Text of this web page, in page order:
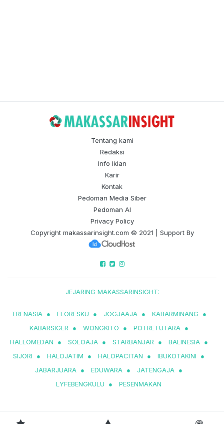
Tentang kami
Redaksi
Info Iklan
Karir
Kontak
Pedoman Media Siber
Pedoman AI
Privacy Policy
Copyright makassarinsight.com © 2021 | Support By
JEJARING MAKASSARINSIGHT:
TRENASIA ● FLORESKU ● JOGJAAJA ● KABARMINANG
●
KABARSIGER
● WONGKITO ● POTRETUTARA ●
HALLOMEDAN
● SOLOAJA ● STARBANJAR ● BALINESIA ●
SIJORI
● HALOJATIM ● HALOPACITAN ● IBUKOTAKINI
●
JABARJUARA ● EDUWARA ● JATENGAJA ●
LYFEBENGKULU
● PESENMAKAN